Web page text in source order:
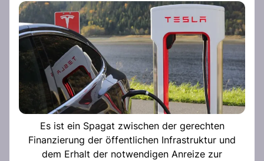
Es ist ein Spagat zwischen der gerechten
Finanzierung der öffentlichen Infrastruktur und
dem Erhalt der notwendigen Anreize zur